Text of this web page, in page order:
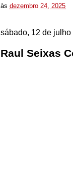
às dezembro 24, 2025
sábado, 12 de julho
Raul Seixas